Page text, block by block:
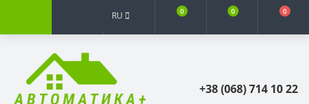
RU 0 0 0
+38 (068) 714 10 22